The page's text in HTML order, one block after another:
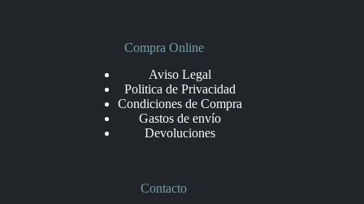
Compra Online
Aviso Legal
Politica de Privacidad
Condiciones de Compra
Gastos de envío
Devoluciones
Contacto